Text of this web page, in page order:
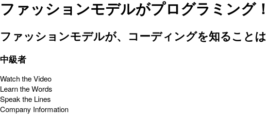
ファッションモデルがプログラミング
ファッションモデルが、コーディングを知ること
中級者
Watch the Video
Learn the Words
Speak the Lines
Company Information